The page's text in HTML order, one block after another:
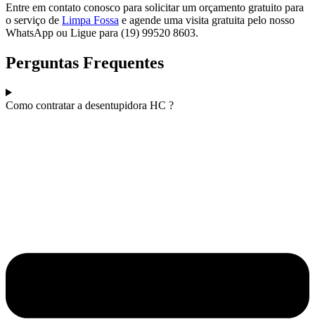
Entre em contato conosco para solicitar um orçamento gratuito para
o serviço de Limpa Fossa e agende uma visita gratuita pelo nosso
WhatsApp ou Ligue para (19) 99520 8603.
Perguntas Frequentes
Como contratar a desentupidora HC ?